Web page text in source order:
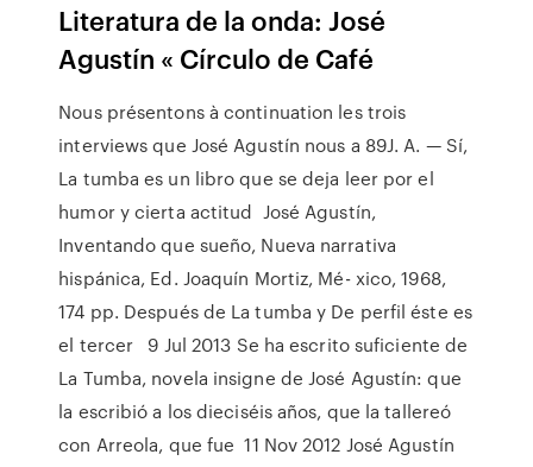
Literatura de la onda: José
Agustín « Círculo de Café
Nous présentons à continuation les trois
interviews que José Agustín nous a 89J. A. — Sí,
La tumba es un libro que se deja leer por el
humor y cierta actitud José Agustín,
Inventando que sueño, Nueva narrativa
hispánica, Ed. Joaquín Mortiz, Mé- xico, 1968,
174 pp. Después de La tumba y De perfil éste es
el tercer 9 Jul 2013 Se ha escrito suficiente de
La Tumba, novela insigne de José Agustín: que
la escribió a los dieciséis años, que la tallereó
con Arreola, que fue 11 Nov 2012 José Agustín